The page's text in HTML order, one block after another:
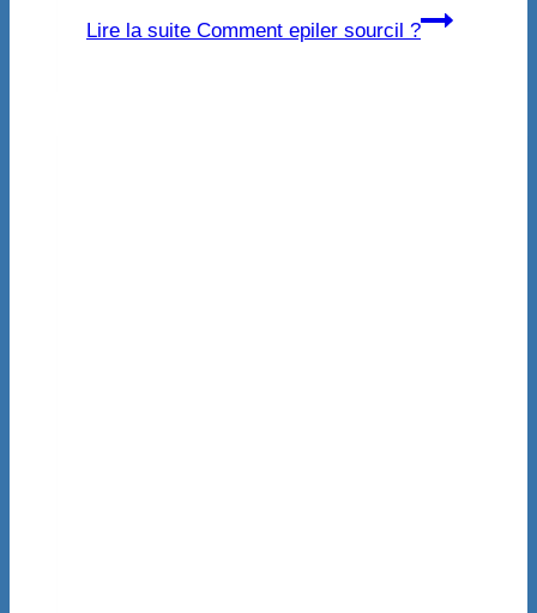
Lire la suite Comment epiler sourcil ?